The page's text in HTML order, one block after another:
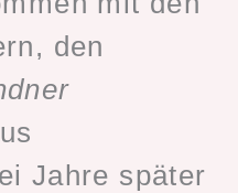
den
Jahre später